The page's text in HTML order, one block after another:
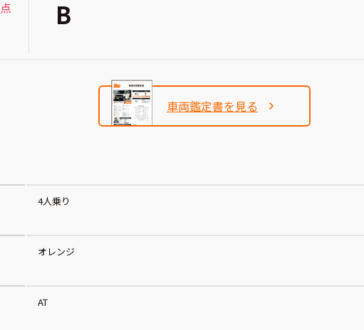
点 B
車両鑑定書を見る
4人乗り
オレンジ
AT